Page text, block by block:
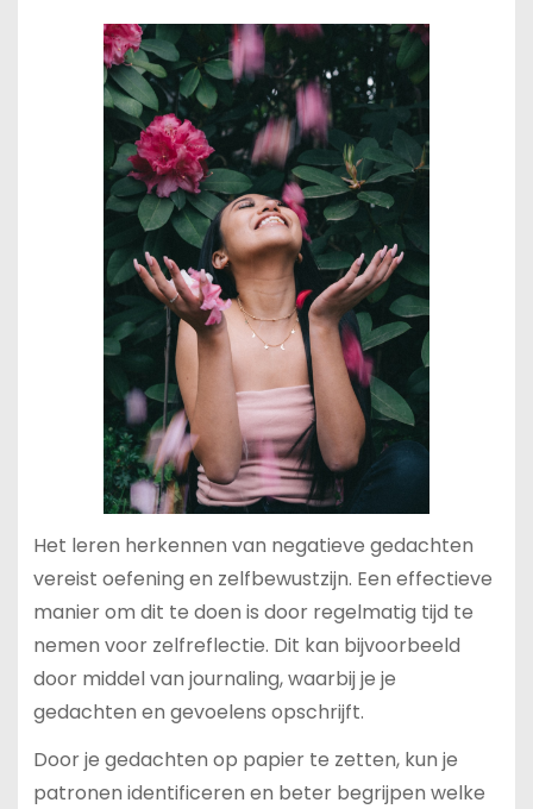
Het leren herkennen van negatieve gedachten
vereist oefening en zelfbewustzijn. Een effectieve
manier om dit te doen is door regelmatig tijd te
nemen voor zelfreflectie. Dit kan bijvoorbeeld
door middel van journaling, waarbij je je
gedachten en gevoelens opschrijft.
Door je gedachten op papier te zetten, kun je
patronen identificeren en beter begrijpen welke